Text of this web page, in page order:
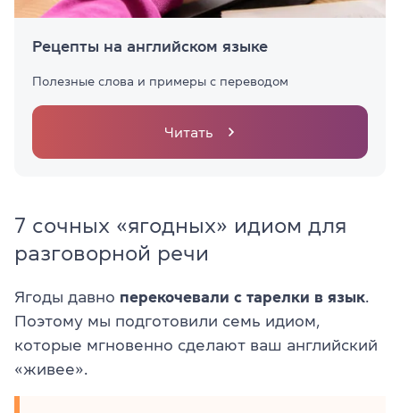
Рецепты на английском языке
Полезные слова и примеры с переводом
Читать
7 сочных «ягодных» идиом для
разговорной речи
Ягоды давно перекочевали с тарелки в язык.
Поэтому мы подготовили семь идиом,
которые мгновенно сделают ваш английский
«живее».